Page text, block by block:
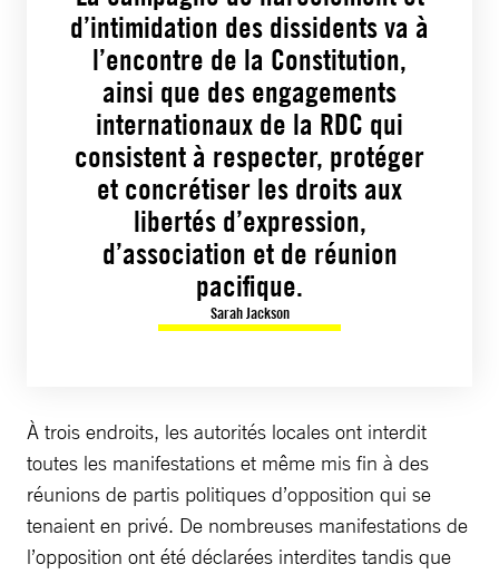
d’intimidation des dissidents va à
l’encontre de la Constitution,
ainsi que des engagements
internationaux de la RDC qui
consistent à respecter, protéger
et concrétiser les droits aux
libertés d’expression,
d’association et de réunion
pacifique.
Sarah Jackson
À trois endroits, les autorités locales ont interdit
toutes les manifestations et même mis fin à des
réunions de partis politiques d’opposition qui se
tenaient en privé. De nombreuses manifestations de
l’opposition ont été déclarées interdites tandis que